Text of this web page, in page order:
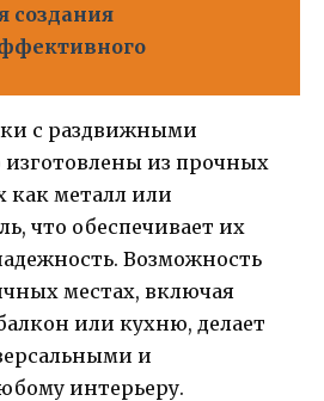
создания
с раздвижными
из прочных
как металл или
что обеспечивает их
Возможность
местах, включая
или кухню, делает
и
интерьеру.